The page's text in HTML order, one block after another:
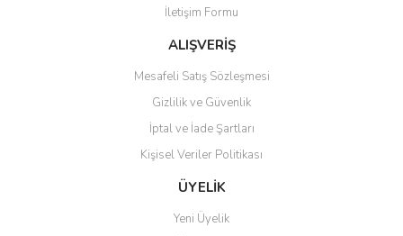
Ürün fiyatı diğer sitelerden daha pahalı.
Bu ürüne benzer farklı alternatifler olmalı.
Gönder
İletişim Formu
ALIŞVERİŞ
Mesafeli Satış Sözleşmesi
Gizlilik ve Güvenlik
İptal ve İade Şartları
Kişisel Veriler Politikası
ÜYELİK
Yeni Üyelik